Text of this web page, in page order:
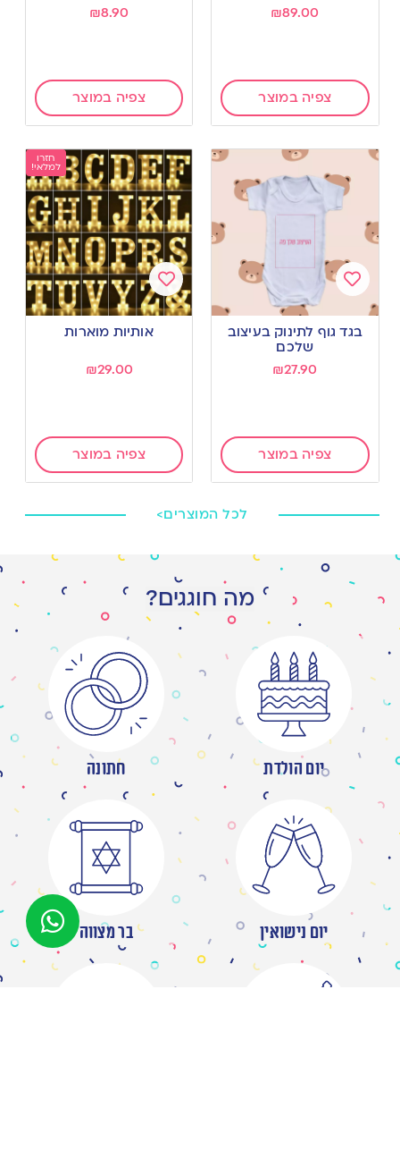
₪89.00
צפיה במוצר
₪8.90
צפיה במוצר
to
wishlist
בגד גוף לתינוק בעיצוב
שלכם
₪27.90
צפיה במוצר
חזרו
למלאי!
Add
wishlist
אותיות מוארות
₪29.00
צפיה במוצר
לכל המוצרים>
מה חוגגים?
יום הולדת חתונה
יום נישואין בר מצווה